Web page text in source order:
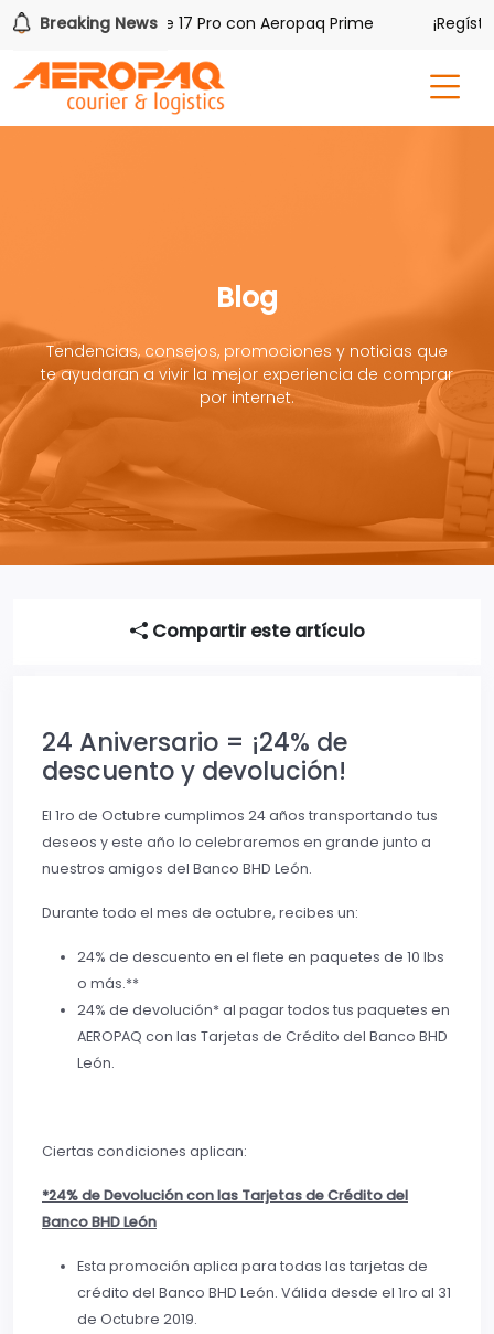
Breaking News
uno de tres iPhone 17 Pro con Aeropaq Prime
Blog
Tendencias, consejos, promociones y noticias que
te ayudaran a vivir la mejor experiencia de comprar
por internet.
Compartir este artículo
24 Aniversario = ¡24% de
descuento y devolución!
El 1ro de Octubre cumplimos 24 años transportando tus
deseos y este año lo celebraremos en grande junto a
nuestros amigos del Banco BHD León.
Durante todo el mes de octubre, recibes un:
24% de descuento en el flete en paquetes de 10 lbs
o más.**
24% de devolución* al pagar todos tus paquetes en
AEROPAQ con las Tarjetas de Crédito del Banco BHD
León.
Ciertas condiciones aplican:
*24% de Devolución con las Tarjetas de Crédito del
Banco BHD León
Esta promoción aplica para todas las tarjetas de
crédito del Banco BHD León. Válida desde el 1ro al 31
de Octubre 2019.